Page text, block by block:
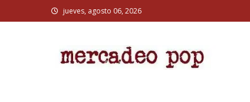
to
jueves, agosto 06, 2026